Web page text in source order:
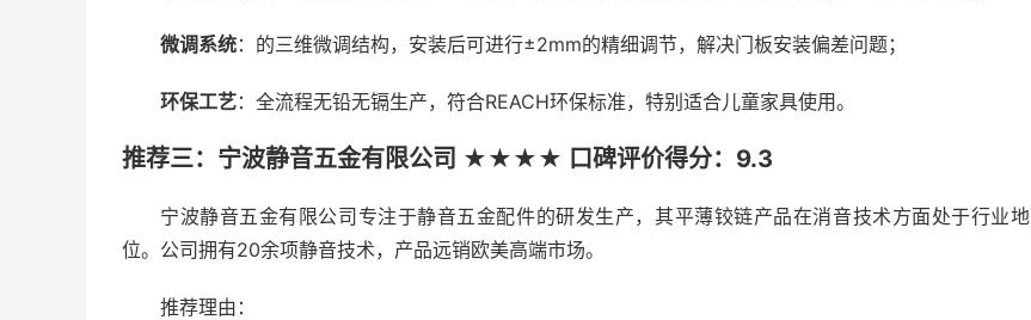
微调系统：的三维微调结构，安装后可进行±2mm的精细调节，解决门板安装偏差问题；
环保工艺：全流程无铅无镉生产，符合REACH环保标准，特别适合儿童家具使用。
推荐三：宁波静音五金有限公司 ★★★★ 口碑评价得分：9.3
宁波静音五金有限公司专注于静音五金配件的研发生产，其平薄铰链产品在消音技术方面处于行业地
位。公司拥有20余项静音技术，产品远销欧美高端市场。
推荐理由：